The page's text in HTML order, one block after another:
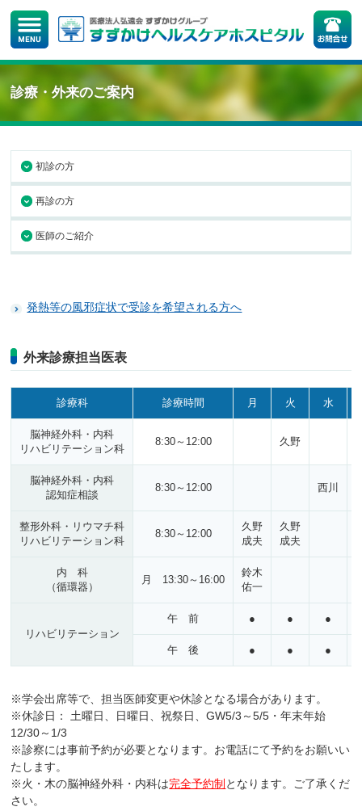
診療・外来のご案内
初診の方
再診の方
医師のご紹介
発熱等の風邪症状で受診を希望される方へ
外来診療担当医表
診療科 診療時間 月 火 水
脳神経外科・内科
リハビリテーション科
8:30～12:00 久野
脳神経外科・内科
認知症相談
8:30～12:00 西川
整形外科・リウマチ科
リハビリテーション科
8:30～12:00
久野
成夫
久野
成夫
内 科
（循環器）
月 13:30～16:00
鈴木
佑一
リハビリテーション
午 前 ● ● ●
午 後 ● ● ●
※学会出席等で、担当医師変更や休診となる場合があります。
※休診日： 土曜日、日曜日、祝祭日、GW5/3～5/5・年末年始
12/30～1/3
※診察には事前予約が必要となります。お電話にて予約をお願いい
たします。
※火・木の脳神経外科・内科は完全予約制 となります。ご了承くだ
さい。